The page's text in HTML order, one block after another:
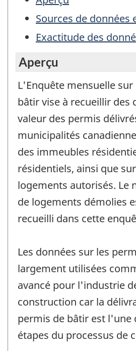
Sources de
Exactitude des
Aperçu
L'Enquête mensuelle
bâtir vise à recueillir des
valeur des permis
municipalités
des immeubles
résidentiels, ainsi que
logements autorisés. Le
de logements démolies
recueilli dans cette
Les données sur les
largement utilisées
avancé pour l'industrie
construction car la
permis de bâtir est l'une
étapes du processus de